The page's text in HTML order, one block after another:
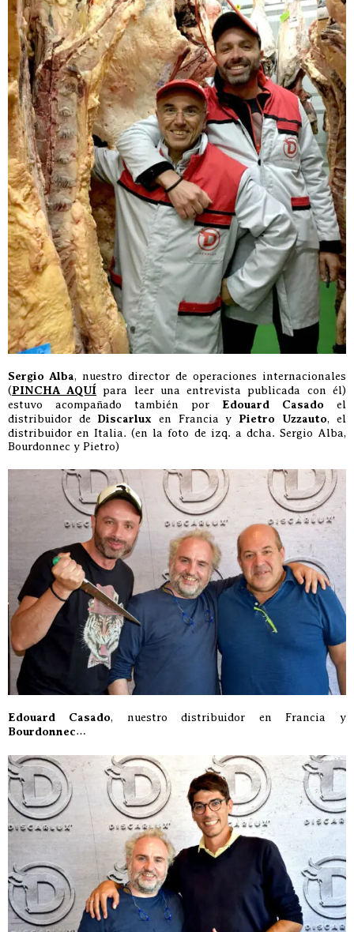
Sergio Alba, nuestro director de operaciones internacionales
(PINCHA AQUÍ para leer una entrevista publicada con él)
estuvo acompañado también por Edouard Casado el
distribuidor de Discarlux en Francia y Pietro Uzzauto, el
distribuidor en Italia. (en la foto de izq. a dcha. Sergio Alba,
Bourdonnec y Pietro)
Edouard Casado, nuestro distribuidor en Francia y
Bourdonnec…